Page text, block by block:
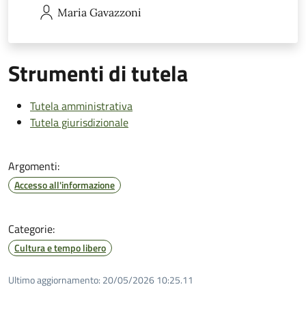
Maria Gavazzoni
Strumenti di tutela
Tutela amministrativa
Tutela giurisdizionale
Argomenti:
Accesso all'informazione
Categorie:
Cultura e tempo libero
Ultimo aggiornamento: 20/05/2026 10:25.11